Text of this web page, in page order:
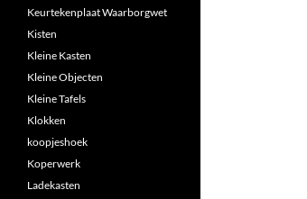
Keurtekenplaat Waarborgwet
Kisten
Kleine Kasten
Kleine Objecten
Kleine Tafels
Klokken
koopjeshoek
Koperwerk
Ladekasten